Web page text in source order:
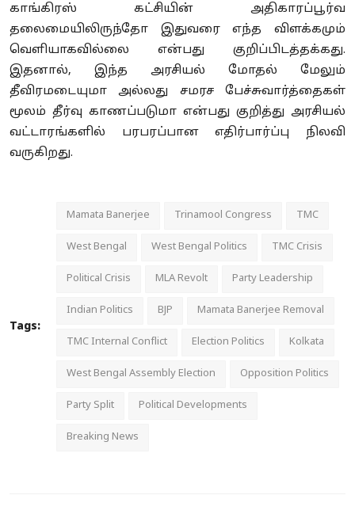
காங்கிரஸ் கட்சியின் அதிகாரப்பூர்வ
தலைமையிலிருந்தோ இதுவரை எந்த விளக்கமும்
வெளியாகவில்லை என்பது குறிப்பிடத்தக்கது.
இதனால், இந்த அரசியல் மோதல் மேலும்
தீவிரமடையுமா அல்லது சமரச பேச்சுவார்த்தைகள்
மூலம் தீர்வு காணப்படுமா என்பது குறித்து அரசியல்
வட்டாரங்களில் பரபரப்பான எதிர்பார்ப்பு நிலவி
வருகிறது.
Tags:
Mamata Banerjee Trinamool Congress TMC
West Bengal West Bengal Politics TMC Crisis
Political Crisis MLA Revolt Party Leadership
Indian Politics BJP Mamata Banerjee Removal
TMC Internal Conflict Election Politics Kolkata
West Bengal Assembly Election Opposition Politics
Party Split Political Developments
Breaking News